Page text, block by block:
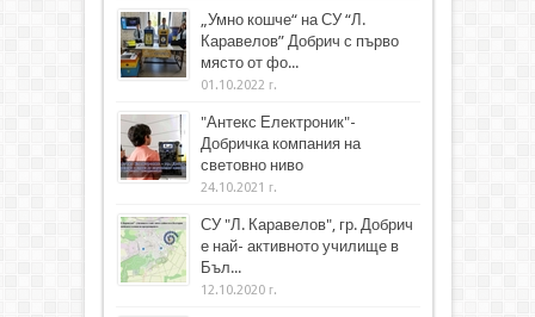
„Умно кошче“ на СУ “Л.
Каравелов” Добрич с първо
място от фо...
01.10.2022 г.
"Антекс Електроник"-
Добричка компания на
световно ниво
24.10.2021 г.
СУ "Л. Каравелов", гр. Добрич
е най- активното училище в
Бъл...
12.10.2020 г.